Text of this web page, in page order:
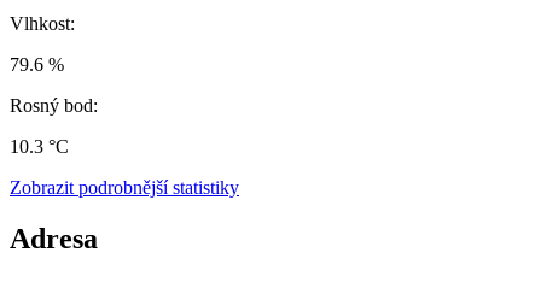
Vlhkost:
79.6 %
Rosný bod:
10.3 °C
Zobrazit podrobnější statistiky
Adresa